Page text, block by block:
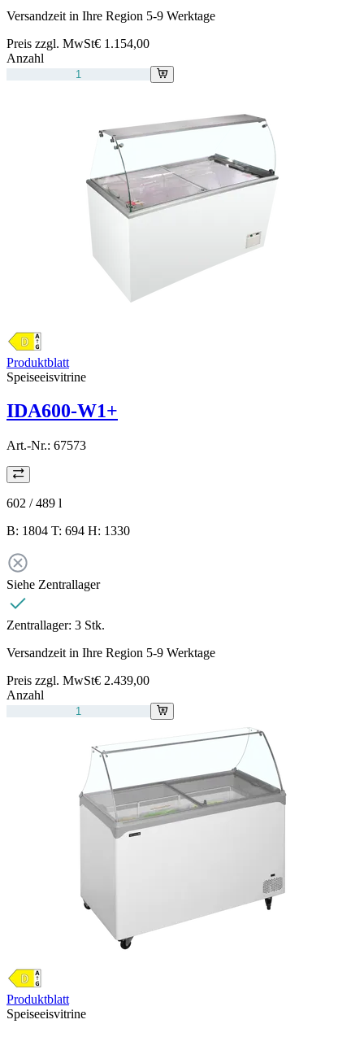
Versandzeit in Ihre Region 5-9 Werktage
Preis zzgl. MwSt€ 1.154,00
Anzahl
Produktblatt
Speiseeisvitrine
IDA600-W1+
Art.-Nr.: 67573
602 / 489 l
B: 1804 T: 694 H: 1330
Siehe Zentrallager
Zentrallager: 3 Stk.
Versandzeit in Ihre Region 5-9 Werktage
Preis zzgl. MwSt€ 2.439,00
Anzahl
Produktblatt
Speiseeisvitrine